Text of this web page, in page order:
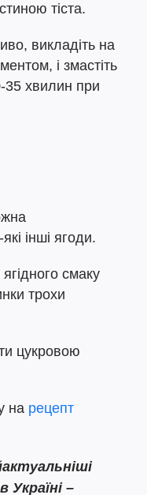
тіста.
викладіть на
і змастіть
35 хвилин при
інші ягоди.
смаку
трохи
цукровою
на рецепт
Україні –